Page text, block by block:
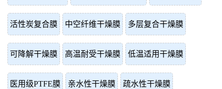
活性炭复合膜 中空纤维干燥膜 多层复合干燥膜
可降解干燥膜 高温耐受干燥膜 低温适用干燥膜
医用级PTFE膜 亲水性干燥膜 疏水性干燥膜